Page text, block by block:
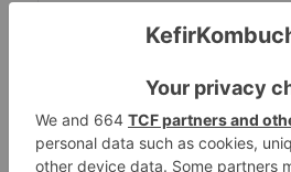
Facebook -
Wenn Sie Ihr Konto auf
haben, Ihre
entspricht der Haupt -E -
Ihres Facebook -Kontos,